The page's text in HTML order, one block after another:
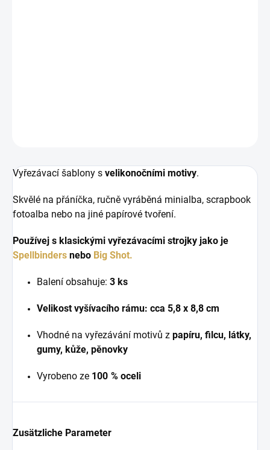
Vyřezávací šablony s velikonočními motivy.
Skvělé na přáníčka, ručně vyráběná minialba, scrapbook
fotoalba nebo na jiné papírové tvoření.
Používej s klasickými vyřezávacími strojky jako je
Spellbinders nebo Big Shot.
Balení obsahuje: 3 ks
Velikost vyšívacího rámu: cca 5,8 x 8,8 cm
Vhodné na vyřezávání motivů z papíru, filcu, látky,
gumy, kůže, pěnovky
Vyrobeno ze 100 % oceli
Zusätzliche Parameter